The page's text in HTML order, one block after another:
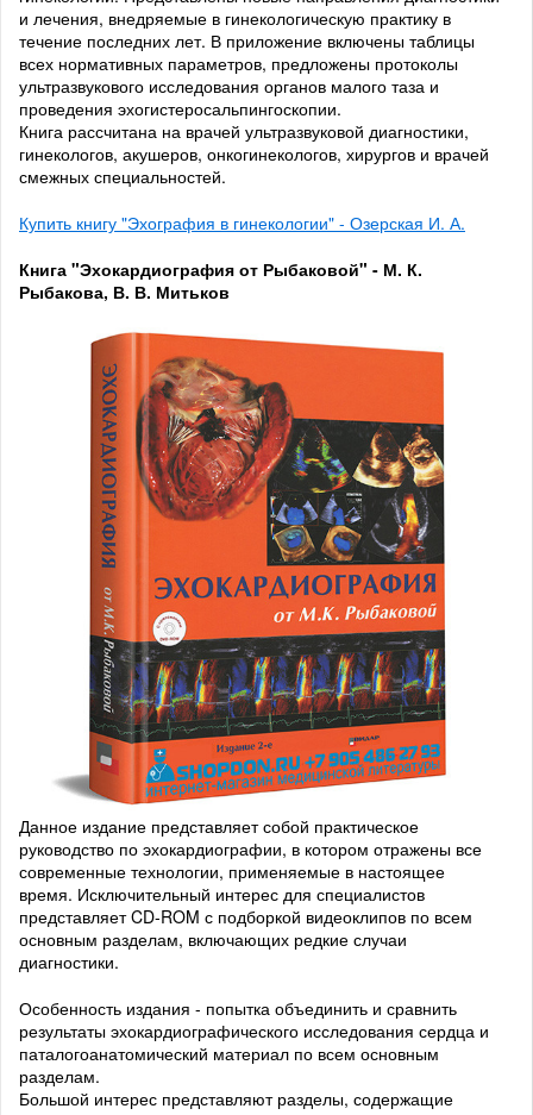
и лечения, внедряемые в гинекологическую практику в
течение последних лет. В приложение включены таблицы
всех нормативных параметров, предложены протоколы
ультразвукового исследования органов малого таза и
проведения эхогистеросальпингоскопии.
Книга рассчитана на врачей ультразвуковой диагностики,
гинекологов, акушеров, онкогинекологов, хирургов и врачей
смежных специальностей.
Купить книгу "Эхография в гинекологии" - Озерская И. А.
Книга "Эхокардиография от Рыбаковой" - М. К.
Рыбакова, В. В. Митьков
Данное издание представляет собой практическое
руководство по эхокардиографии, в котором отражены все
современные технологии, применяемые в настоящее
время. Исключительный интерес для специалистов
представляет CD-ROM с подборкой видеоклипов по всем
основным разделам, включающих редкие случаи
диагностики.
Особенность издания - попытка объединить и сравнить
результаты эхокардиографического исследования сердца и
паталогоанатомический материал по всем основным
разделам.
Большой интерес представляют разделы, содержащие